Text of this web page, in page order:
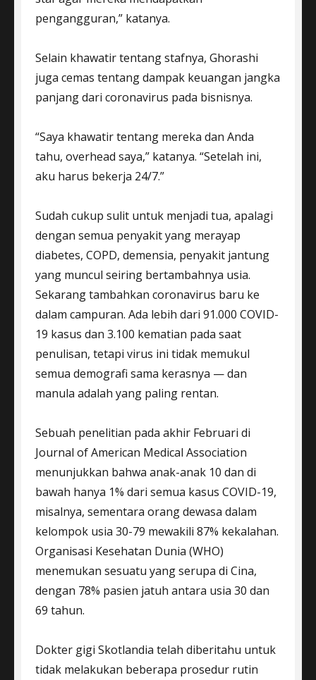
pengangguran,” katanya.
Selain khawatir tentang stafnya, Ghorashi
juga cemas tentang dampak keuangan jangka
panjang dari coronavirus pada bisnisnya.
“Saya khawatir tentang mereka dan Anda
tahu, overhead saya,” katanya. “Setelah ini,
aku harus bekerja 24/7.”
Sudah cukup sulit untuk menjadi tua, apalagi
dengan semua penyakit yang merayap
diabetes, COPD, demensia, penyakit jantung
yang muncul seiring bertambahnya usia.
Sekarang tambahkan coronavirus baru ke
dalam campuran. Ada lebih dari 91.000 COVID-
19 kasus dan 3.100 kematian pada saat
penulisan, tetapi virus ini tidak memukul
semua demografi sama kerasnya — dan
manula adalah yang paling rentan.
Sebuah penelitian pada akhir Februari di
Journal of American Medical Association
menunjukkan bahwa anak-anak 10 dan di
bawah hanya 1% dari semua kasus COVID-19,
misalnya, sementara orang dewasa dalam
kelompok usia 30-79 mewakili 87% kekalahan.
Organisasi Kesehatan Dunia (WHO)
menemukan sesuatu yang serupa di Cina,
dengan 78% pasien jatuh antara usia 30 dan
69 tahun.
Dokter gigi Skotlandia telah diberitahu untuk
tidak melakukan beberapa prosedur rutin